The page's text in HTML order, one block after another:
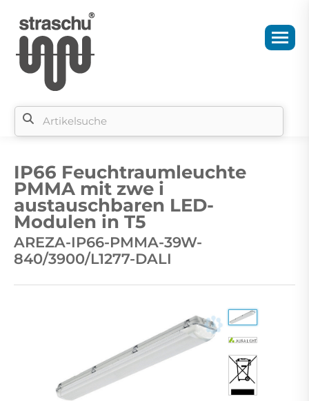
IP66 Feuchtraumleuchte
PMMA mit zwe i
austauschbaren LED-
Modulen in T5
AREZA-IP66-PMMA-39W-
840/3900/L1277-DALI